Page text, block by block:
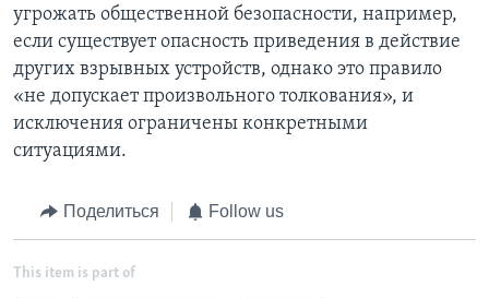
угрожать общественной безопасности, например,
если существует опасность приведения в действие
других взрывных устройств, однако это правило
«не допускает произвольного толкования», и
исключения ограничены конкретными
ситуациями.
Поделиться Follow us
This item is part of